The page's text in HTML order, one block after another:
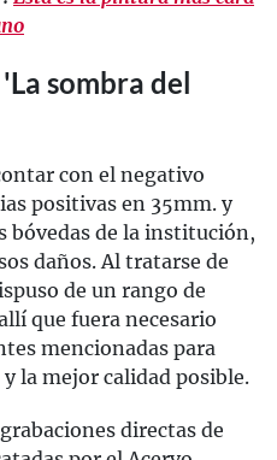
sombra del
con el negativo
positivas en 35mm. y
bóvedas de la institución,
daños. Al tratarse de
de un rango de
que fuera necesario
mencionadas para
la mejor calidad posible.
directas de